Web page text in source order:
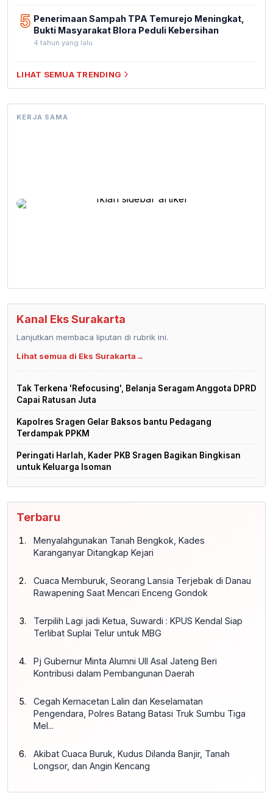
5 Penerimaan Sampah TPA Temurejo Meningkat,
Bukti Masyarakat Blora Peduli Kebersihan
4 tahun yang lalu
LIHAT SEMUA TRENDING
KERJA SAMA
Kanal Eks Surakarta
Lanjutkan membaca liputan di rubrik ini.
Lihat semua di Eks Surakarta→
Tak Terkena 'Refocusing', Belanja Seragam Anggota DPRD
Capai Ratusan Juta
Kapolres Sragen Gelar Baksos bantu Pedagang
Terdampak PPKM
Peringati Harlah, Kader PKB Sragen Bagikan Bingkisan
untuk Keluarga Isoman
Terbaru
Menyalahgunakan Tanah Bengkok, Kades
Karanganyar Ditangkap Kejari
Cuaca Memburuk, Seorang Lansia Terjebak di Danau
Rawapening Saat Mencari Enceng Gondok
Terpilih Lagi jadi Ketua, Suwardi : KPUS Kendal Siap
Terlibat Suplai Telur untuk MBG
Pj Gubernur Minta Alumni UII Asal Jateng Beri
Kontribusi dalam Pembangunan Daerah
Cegah Kemacetan Lalin dan Keselamatan
Pengendara, Polres Batang Batasi Truk Sumbu Tiga
Mel...
Akibat Cuaca Buruk, Kudus Dilanda Banjir, Tanah
Longsor, dan Angin Kencang